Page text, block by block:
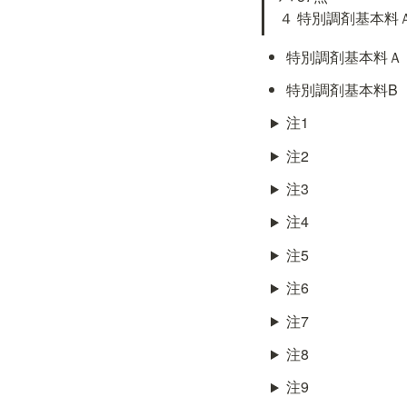
４ 特別調剤基本料
特別調剤基本料Ａ
特別調剤基本料B
注1
注2
注3
注4
注5
注6
注7
注8
注9